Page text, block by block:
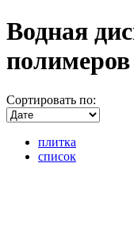
Водная
полимеров
Сортировать по:
плитка
список